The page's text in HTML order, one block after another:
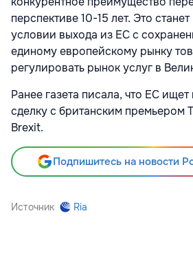
перспективе 10-15 лет. Это
условии выхода из ЕС с
единому европейскому рынку
регулировать рынок услуг в
Ранее газета писала, что ЕС
сделку с британским премьером
Brexit.
Подпишитесь на новости
Источник Ria